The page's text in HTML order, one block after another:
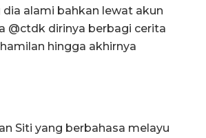
dia alami bahkan lewat akun
@ctdk dirinya berbagi cerita
hingga akhirnya
Siti yang berbahasa melayu